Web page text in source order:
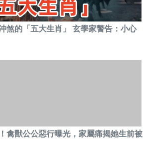
煞的「五大生肖」 玄學家警告：小心
禽獸公公惡行曝光，家屬痛揭她生前被